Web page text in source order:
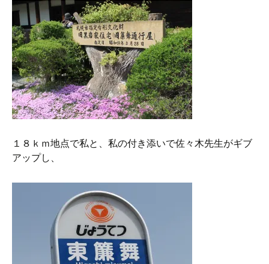
１８ｋｍ地点で私と、私の付き添いで佐々木先生がギブ
アップし、